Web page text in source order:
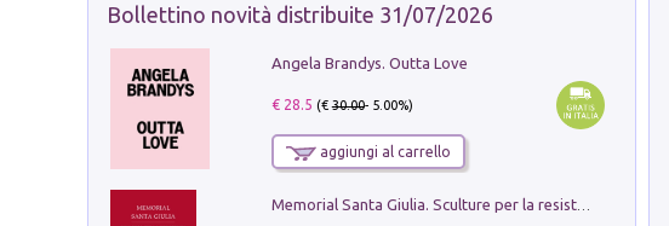
Bollettino novità distribuite 31/07/2026
Angela Brandys. Outta Love
€ 28.5 (€30.00- 5.00%)
aggiungi al carrello
Memorial Santa Giulia. Sculture per la resistenza Monchio di Palagano